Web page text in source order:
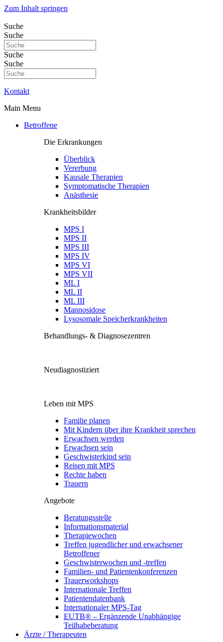
Zum Inhalt springen
Suche
Suche
Suche
Suche
Kontakt
Main Menu
Betroffene
Die Erkrankungen
Überblick
Vererbung
Kausale Therapien
Symptomatische Therapien
Anästhesie
Krankheitsbilder
MPS I
MPS II
MPS III
MPS IV
MPS VI
MPS VII
ML I
ML II
ML III
Mannosidose
Lysosomale Speicherkrankheiten
Behandlungs- & Diagnosezentren
Neudiagnostiziert
Leben mit MPS
Familie planen
Mit Kindern über ihre Krankheit sprechen
Erwachsen werden
Erwachsen sein
Geschwisterkind sein
Reisen mit MPS
Rechte haben
Trauern
Angebote
Beratungsstelle
Informationsmaterial
Therapiewochen
Treffen jugendlicher und erwachsener
Betroffener
Geschwisterwochen und -treffen
Familien- und Patientenkonferenzen
Trauerworkshops
Internationale Treffen
Patientendatenbank
Internationaler MPS-Tag
EUTB® – Ergänzende Unabhängige
Teilhabeberatung
Ärzte / Therapeuten